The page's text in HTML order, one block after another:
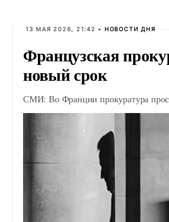
13 МАЯ 2026, 21:42 • НОВОСТИ ДНЯ
Французская
новый срок
СМИ: Во Франции прокуратура